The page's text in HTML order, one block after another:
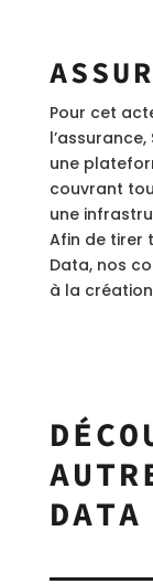
Pour cet
une
couvrant
une
Afin de tirer
Data, nos
à la
DATA